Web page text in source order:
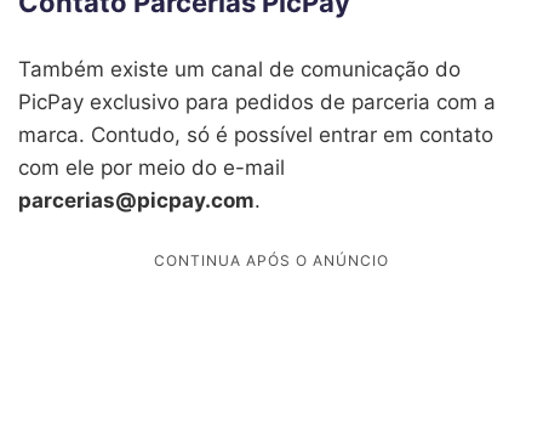
Também existe um canal de comunicação do
PicPay exclusivo para pedidos de parceria com a
marca. Contudo, só é possível entrar em contato
com ele por meio do e-mail
parcerias@picpay.com.